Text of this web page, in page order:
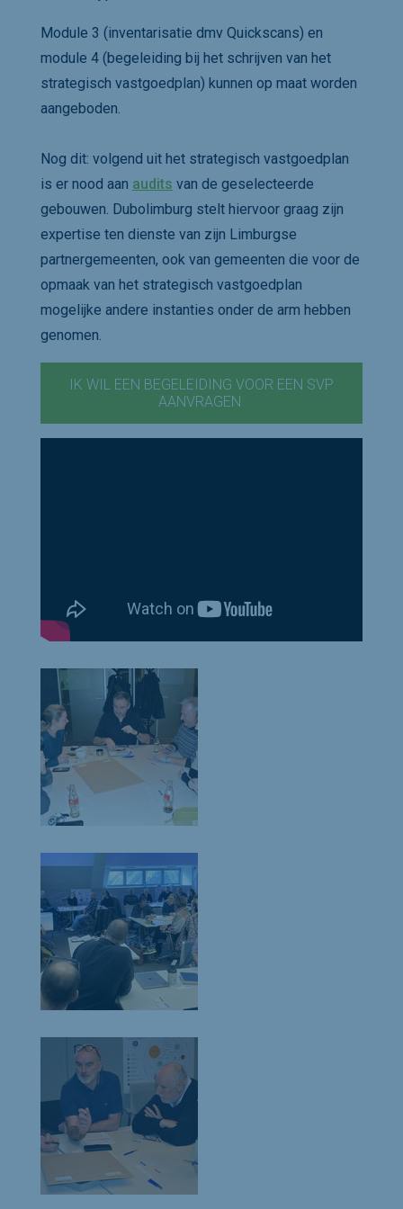
Module 3 (inventarisatie dmv Quickscans) en
module 4 (begeleiding bij het schrijven van het
strategisch vastgoedplan) kunnen op maat worden
aangeboden.
Nog dit: volgend uit het strategisch vastgoedplan
is er nood aan audits van de geselecteerde
gebouwen. Dubolimburg stelt hiervoor graag zijn
expertise ten dienste van zijn Limburgse
partnergemeenten, ook van gemeenten die voor de
opmaak van het strategisch vastgoedplan
mogelijke andere instanties onder de arm hebben
genomen.
IK WIL EEN BEGELEIDING VOOR EEN SVP
AANVRAGEN